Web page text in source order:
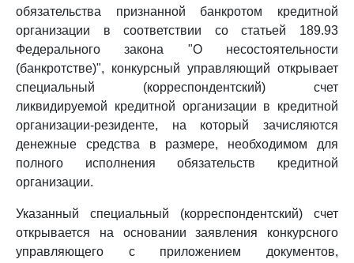
обязательства признанной банкротом кредитной
организации в соответствии со статьей 189.93
Федерального закона "О несостоятельности
(банкротстве)", конкурсный управляющий открывает
специальный (корреспондентский) счет
ликвидируемой кредитной организации в кредитной
организации-резиденте, на который зачисляются
денежные средства в размере, необходимом для
полного исполнения обязательств кредитной
организации.
Указанный специальный (корреспондентский) счет
открывается на основании заявления конкурсного
управляющего с приложением документов,